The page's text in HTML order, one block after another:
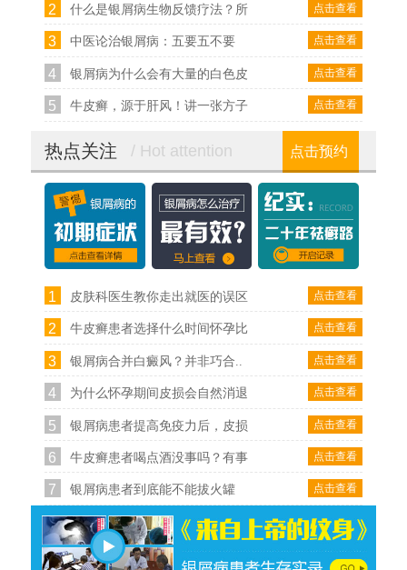
2 点击查看
什么是银屑病生物反馈疗法？所
3 点击查看
中医论治银屑病：五要五不要
4 点击查看
银屑病为什么会有大量的白色皮
5 点击查看
牛皮癣，源于肝风！讲一张方子
热点关注 / Hot attention 点击预约
1 点击查看
皮肤科医生教你走出就医的误区
2 点击查看
牛皮癣患者选择什么时间怀孕比
3 点击查看
银屑病合并白癜风？并非巧合..
4 点击查看
为什么怀孕期间皮损会自然消退
5 点击查看
银屑病患者提高免疫力后，皮损
6 点击查看
牛皮癣患者喝点酒没事吗？有事
7 点击查看
银屑病患者到底能不能拔火罐